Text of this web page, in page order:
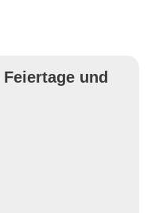
Feiertage und